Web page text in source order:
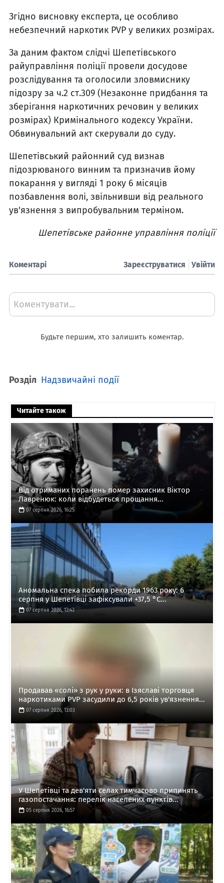
Згідно висновку експерта, це особливо
небезпечний наркотик PVP у великих розмірах.
За даним фактом слідчі Шепетівського
райуправління поліції провели досудове
розслідування та оголосили зловмиснику
підозру за ч.2 ст.309 (Незаконне придбання та
зберігання наркотичних речовин у великих
розмірах) Кримінального кодексу України.
Обвинувальний акт скерували до суду.
Шепетівський районний суд визнав
підозрюваного винним та призначив йому
покарання у вигляді 1 року 6 місяців
позбавлення волі, звільнивши від реального
ув'язнення з випробувальним терміном.
Шепетівське районне управління поліції
Коментарі Увійти
Зареєструватися
Коментувати...
Будьте першим, хто залишить коментар.
Розділ Надзвичайні події
Читайте також
Від отриманих поранень помер захисник Віктор
Лавренюк: коли відбудеться прощання...
07 серпня 2026, 16:25
Аномальна спека побила рекорди 1963 року: 6
серпня у Шепетівці зафіксували +37,5 °C...
07 серпня 2026, 13:43
Продавав «солі» з рук у руки: в Ізяславі торговця
наркотиками PVP засудили до 6,5 років ув'язнення...
07 серпня 2026, 13:03
У Шепетівці та дев'яти селах тимчасово припинять
газопостачання: перелік населених пунктів...
05 серпня 2026, 16:57